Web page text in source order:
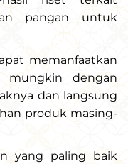
pangan untuk
memanfaatkan
mungkin dengan
dan langsung
produk masing-
yang paling baik